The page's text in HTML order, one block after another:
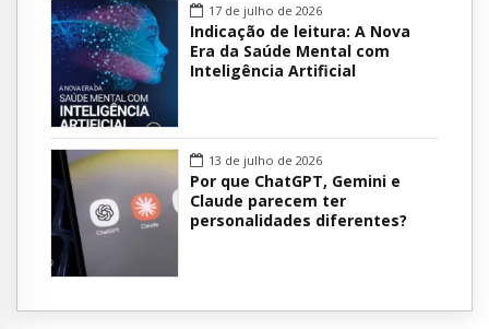
17 de julho de 2026
Indicação de leitura: A Nova
Era da Saúde Mental com
Inteligência Artificial
13 de julho de 2026
Por que ChatGPT, Gemini e
Claude parecem ter
personalidades diferentes?